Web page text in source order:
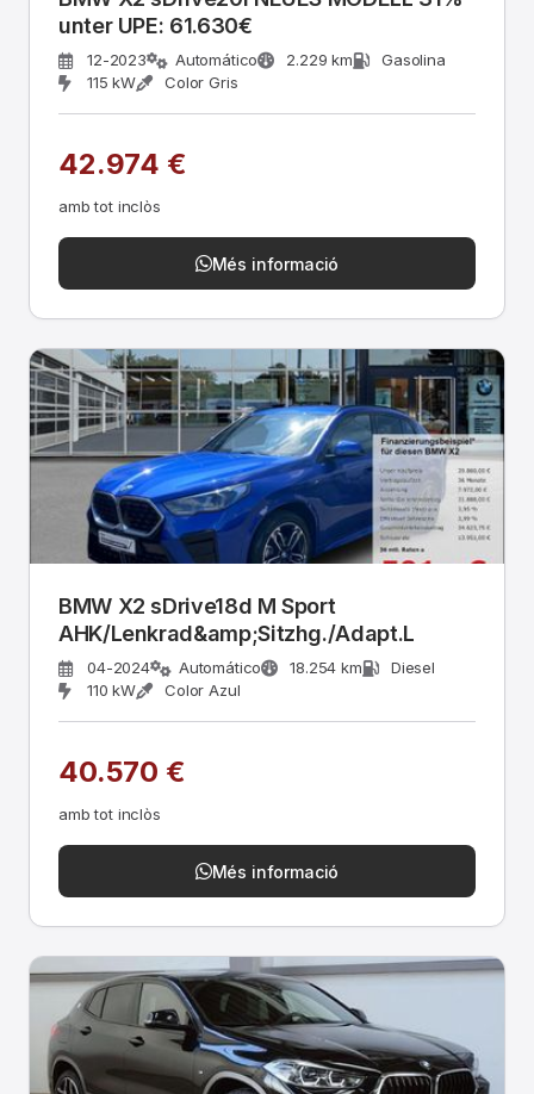
unter UPE: 61.630€
12-2023 Automático 2.229 km
Gasolina
115 kW
Color Gris
42.974 €
amb tot inclòs
Més informació
BMW X2 sDrive18d M Sport
AHK/Lenkrad&amp;Sitzhg./Adapt.L
04-2024 Automático 18.254 km
Diesel
110 kW
Color Azul
40.570 €
amb tot inclòs
Més informació